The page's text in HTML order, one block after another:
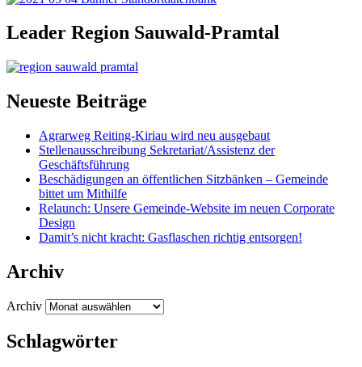
Leader Region Sauwald-Pramtal
Neueste Beiträge
Agrarweg Reiting-Kiriau wird neu ausgebaut
Stellenausschreibung Sekretariat/Assistenz der
Geschäftsführung
Beschädigungen an öffentlichen Sitzbänken – Gemeinde
bittet um Mithilfe
Relaunch: Unsere Gemeinde-Website im neuen Corporate
Design
Damit’s nicht kracht: Gasflaschen richtig entsorgen!
Archiv
Archiv
Schlagwörter